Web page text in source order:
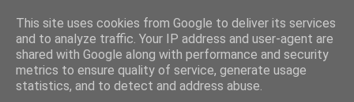
This site uses cookies from Google to deliver its services
and to analyze traffic. Your IP address and user-agent are
shared with Google along with performance and security
metrics to ensure quality of service, generate usage
statistics, and to detect and address abuse.